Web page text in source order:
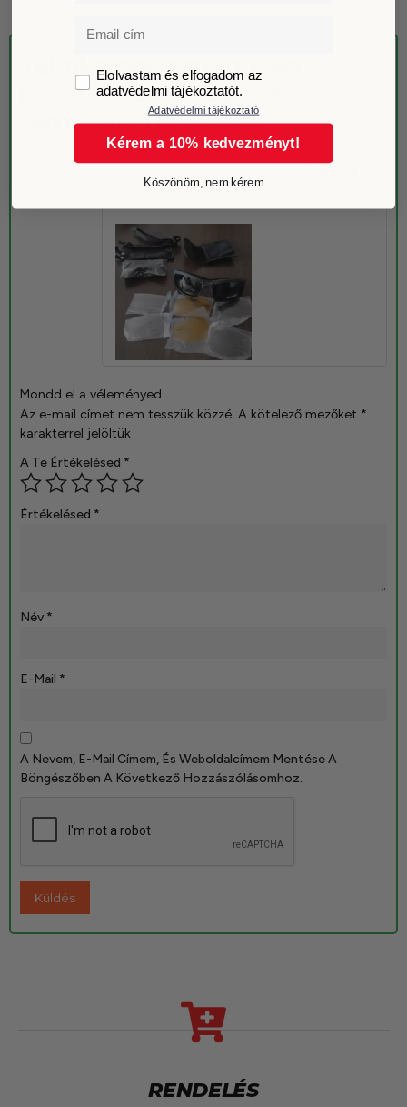
Taktikai sportszemüveg –
polarizált, szél- és porálló
termékről 1 értékelés
Mondd el a véleményed
Az e-mail címet nem tesszük közzé. A kötelező mezőket *
karakterrel jelöltük
A Te Értékelésed *
Értékelésed *
Név *
E-Mail *
A Nevem, E-Mail Címem, És Weboldalcímem Mentése A
Böngészőben A Következő Hozzászólásomhoz.
RENDELÉS
Email
GDPRElolvastam és elfogadom az
adatvédelmi tájékoztatót.
Adatvédelmi tájékoztató
Kérem a 10% kedvezményt!
Köszönöm, nem kérem